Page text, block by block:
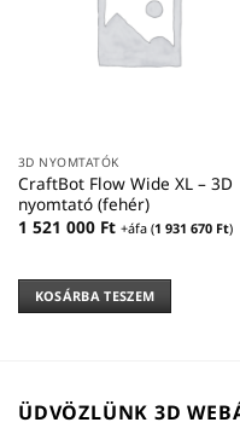
3D NYOMTATÓK
CraftBot Flow Wide XL – 3D
nyomtató (fehér)
1 521 000 Ft +áfa (1 931 670 Ft)
KOSÁRBA TESZEM
ÜDVÖZLÜNK 3D